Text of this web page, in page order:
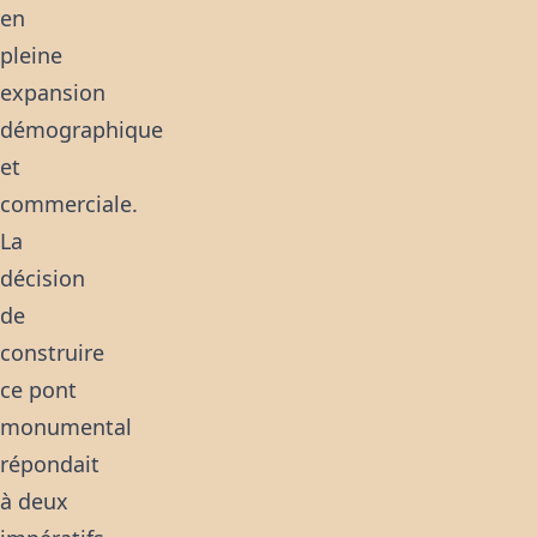
en
pleine
expansion
démographique
et
commerciale.
La
décision
de
construire
ce pont
monumental
répondait
à deux